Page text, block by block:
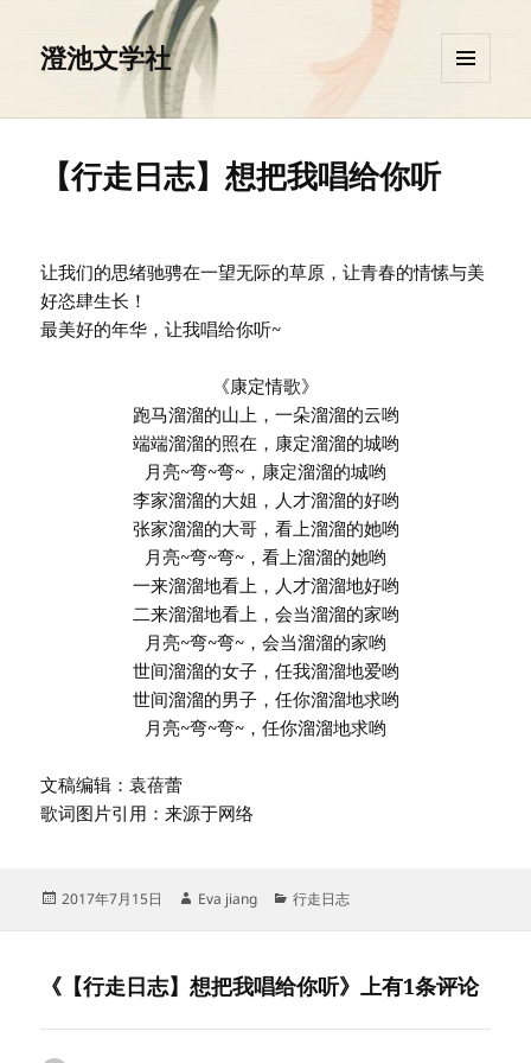
澄池文学社
挂件
【行走日志】想把我唱给你听
让我们的思绪驰骋在一望无际的草原，让青春的情愫与美
好恣肆生长！
最美好的年华，让我唱给你听~
《康定情歌》
跑马溜溜的山上，一朵溜溜的云哟
端端溜溜的照在，康定溜溜的城哟
月亮~弯~弯~，康定溜溜的城哟
李家溜溜的大姐，人才溜溜的好哟
张家溜溜的大哥，看上溜溜的她哟
月亮~弯~弯~，看上溜溜的她哟
一来溜溜地看上，人才溜溜地好哟
二来溜溜地看上，会当溜溜的家哟
月亮~弯~弯~，会当溜溜的家哟
世间溜溜的女子，任我溜溜地爱哟
世间溜溜的男子，任你溜溜地求哟
月亮~弯~弯~，任你溜溜地求哟
文稿编辑：袁蓓蕾
歌词图片引用：来源于网络
发
2017年7月15日
作
Eva jiang
分
行走日志
《【行走日志】想把我唱给你听》上有1条评论